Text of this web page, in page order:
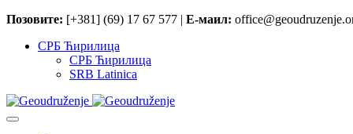
Позовите: [+381] (69) 17 67 577 | Е-маил:
СРБ Ћирилица
СРБ Ћирилица
SRB Latinica